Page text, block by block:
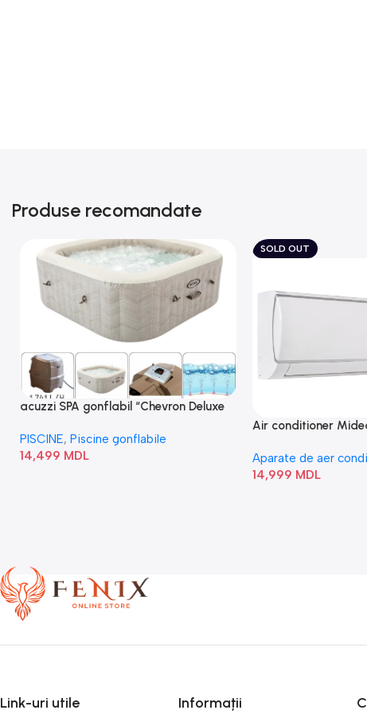
Produse recomandate
acuzzi SPA gonflabil “Chevron Deluxe
PISCINE, Piscine gonflabile
14,499 MDL
SOLD OUT
Air conditioner
Aparate de aer
14,999 MDL
Link-uri utile Informații